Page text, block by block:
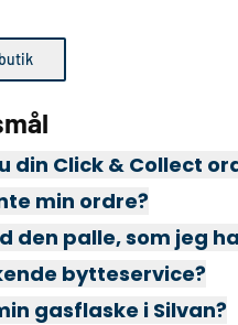
din Click & Collect
min ordre?
den palle, som jeg
bytteservice?
gasflaske i Silvan?